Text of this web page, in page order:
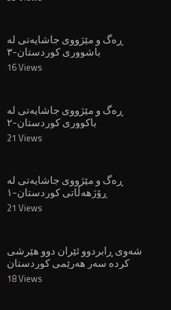
ڕەگ و مێژووی جاشایەتی لە
باشووری کوردستان-٣
16 Views
ڕەگ و مێژووی جاشایەتی لە
باکووری کوردستان-٢
21 Views
ڕەگ و مێژووی جاشایەتی لە
ڕۆژهەڵاتی کوردستان-١
21 Views
شەوی ڕابردوو ئێران دوو هێرشی
کردە سەر هەرێمى کوردستان
18 Views